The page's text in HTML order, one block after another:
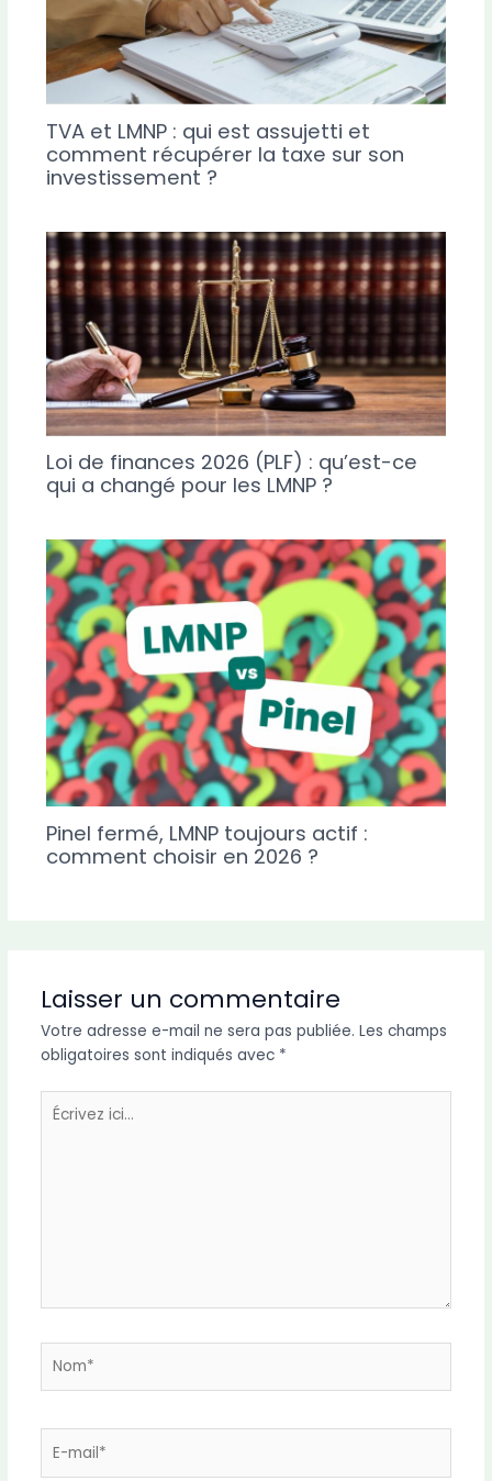
TVA et LMNP : qui est assujetti et
comment récupérer la taxe sur son
investissement ?
Loi de finances 2026 (PLF) : qu’est-ce
qui a changé pour les LMNP ?
Pinel fermé, LMNP toujours actif :
comment choisir en 2026 ?
Laisser un commentaire
Votre adresse e-mail ne sera pas publiée. Les champs
obligatoires sont indiqués avec *
Écrivez
ici…
mail*